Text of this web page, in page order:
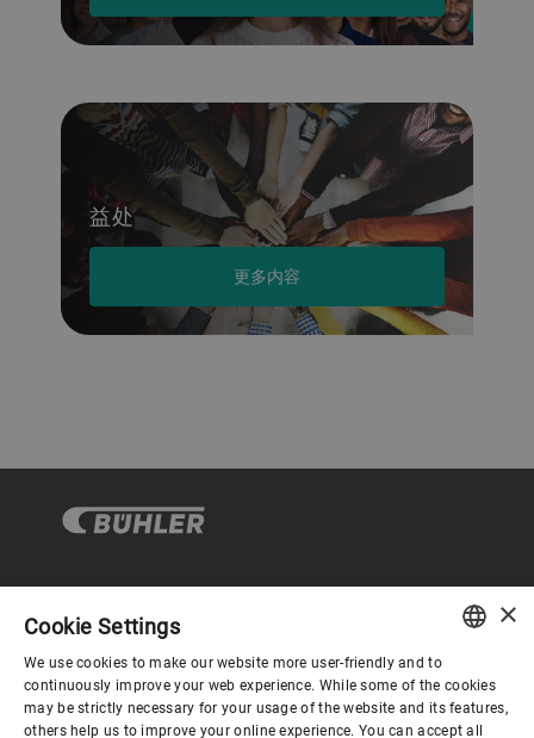
益处
更多内容
企业与合规
关于布勒
ENGLISH
SPANISH
×
Cookie Settings
We use cookies to make our website more user-friendly and to
continuously improve your web experience. While some of the cookies
may be strictly necessary for your usage of the website and its features,
others help us to improve your online experience. You can accept all